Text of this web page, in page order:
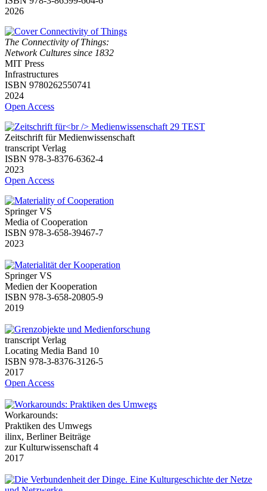
2026
The Connectivity of Things:
Network Cultures since 1832
MIT Press
Infrastructures
ISBN 9780262550741
2024
Open Access
Zeitschrift für Medienwissenschaft
transcript Verlag
ISBN 978-3-8376-6362-4
2023
Open Access
Springer VS
Media of Cooperation
ISBN 978-3-658-39467-7
2023
Springer VS
Medien der Kooperation
ISBN 978-3-658-20805-9
2019
transcript Verlag
Locating Media Band 10
ISBN 978-3-8376-3126-5
2017
Open Access
Workarounds:
Praktiken des Umwegs
ilinx, Berliner Beiträge
zur Kulturwissenschaft 4
2017